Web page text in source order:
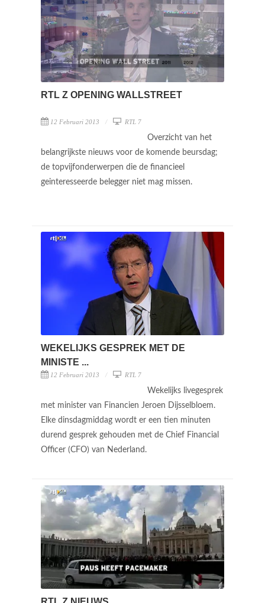
RTL Z OPENING WALLSTREET
12 Februari 2013 RTL 7
Overzicht van het
belangrijkste nieuws voor de komende beursdag;
de topvijfonderwerpen die de financieel
geinteresseerde belegger niet mag missen.
WEKELIJKS GESPREK MET DE
MINISTE ...
12 Februari 2013 RTL 7
Wekelijks livegesprek
met minister van Financien Jeroen Dijsselbloem.
Elke dinsdagmiddag wordt er een tien minuten
durend gesprek gehouden met de Chief Financial
Officer (CFO) van Nederland.